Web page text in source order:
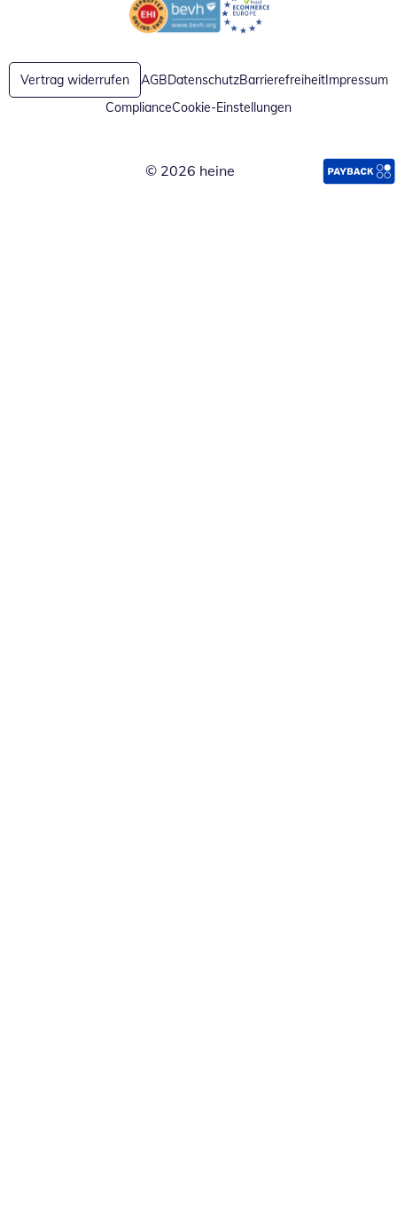
Öffnet in neuem FensterÖffnet in neuem Fenster
Vertrag widerrufen AGBDatenschutzBarrierefreiheitImpressum
ComplianceCookie-Einstellungen
© 2026 heine